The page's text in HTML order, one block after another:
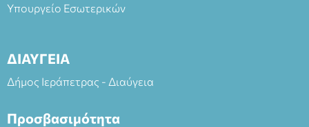
Υπουργείο Εσωτερικών
ΔΙΑΥΓΕΙΑ
Δήμος Ιεράπετρας - Διαύγεια
Προσβασιμότητα